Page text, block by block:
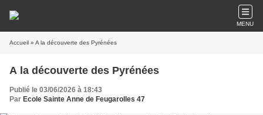
MENU
Accueil » A la découverte des Pyrénées
A la découverte des Pyrénées
Publié le 03/06/2026 à 18:43
Par Ecole Sainte Anne de Feugarolles 47